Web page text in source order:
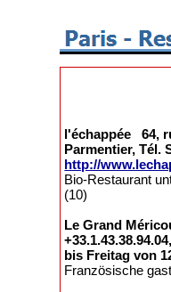
l'échappée 64,
Parmentier, Tél.
http://
Bio-Restaurant
(10)
Le Grand
bis Freitag von
Französische